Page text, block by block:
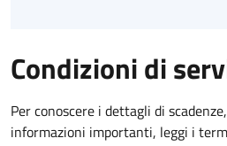
Condizioni di
Per conoscere i dettagli di
informazioni importanti, leggi i